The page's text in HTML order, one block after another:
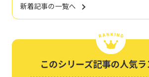
新着記事の一覧へ
このシリーズ記事の人気